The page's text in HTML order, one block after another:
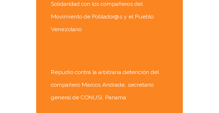
Solidaridad con los compañeros del
Movimiento de Poblador@s y el Pueblo
Venezolano
Repudio contra la arbitraria detención del
compañero Marcos Andrade, secretario
general de CONUSI, Panamá